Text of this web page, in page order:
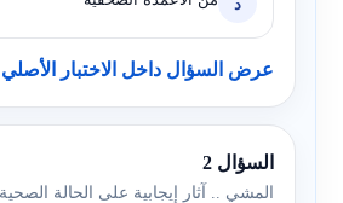
د
عرض السؤال داخل الاختبار الأصلي
السؤال 2
المشي .. آثار إيجابية على الحالة الصحية